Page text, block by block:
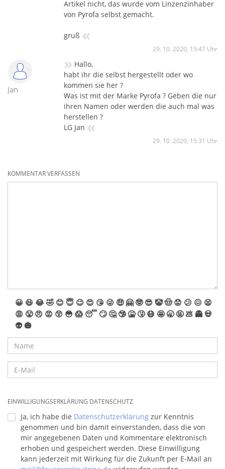
Artikel nicht, das wurde vom Linzenzinhaber
von Pyrofa selbst gemacht.
gruß «
29. 10. 2020, 15:47 Uhr
Jan
» Hallo,
habt ihr die selbst hergestellt oder wo
kommen sie her ?
Was ist mit der Marke Pyrofa ? Geben die nur
ihren Namen oder werden die auch mal was
herstellen ?
LG Jan «
29. 10. 2020, 15:31 Uhr
KOMMENTAR VERFASSEN
😀 😆 😂🤣 😊 😇 😉 😍 😘 😜 🤑 🤗 🤓 😎 🤡🤠 😟 😕 😖 😫
😩 😤 😠 😡 😲 😳 😱 😴 🙄 🤔 🤥 🤮 🤧 😷 🤩 🥱 🤬 💩 👻 💀
👽 🎃
EINWILLIGUNGSERKLÄRUNG DATENSCHUTZ
Ja, ich habe die Datenschutzerklärung zur Kenntnis
genommen und bin damit einverstanden, dass die von
mir angegebenen Daten und Kommentare elektronisch
erhoben und gespeichert werden. Diese Einwilligung
kann jederzeit mit Wirkung für die Zukunft per E-Mail an